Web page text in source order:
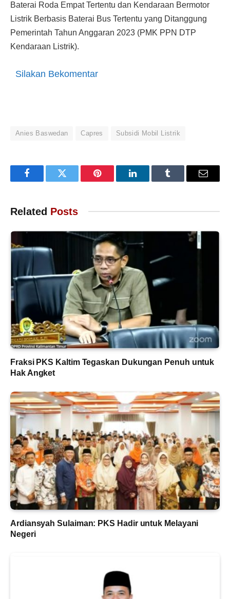
Baterai Roda Empat Tertentu dan Kendaraan Bermotor
Listrik Berbasis Baterai Bus Tertentu yang Ditanggung
Pemerintah Tahun Anggaran 2023 (PMK PPN DTP
Kendaraan Listrik).
Silakan Bekomentar
Anies Baswedan Capres Subsidi Mobil Listrik
FacebookTwitter Pinterest LinkedInTumblr Email
Related Posts
Fraksi PKS Kaltim Tegaskan Dukungan Penuh untuk
Hak Angket
Ardiansyah Sulaiman: PKS Hadir untuk Melayani
Negeri